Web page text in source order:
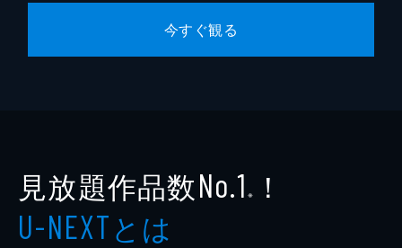
今すぐ観る
見放題作品数No.1 ※ ！
U-NEXTとは